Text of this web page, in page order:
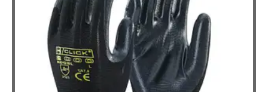
kan
gekozen
worden
op
de
productpagina